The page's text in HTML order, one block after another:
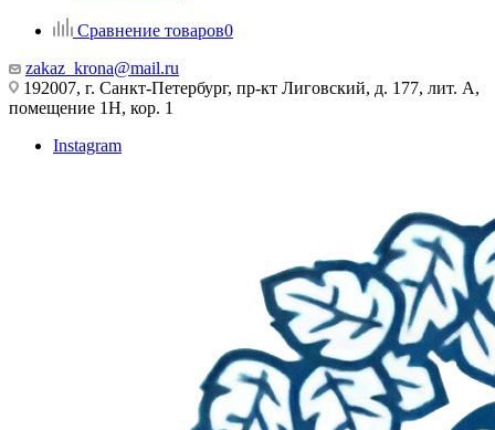
Сравнение товаров0
zakaz_krona@mail.ru
192007, г. Санкт-Петербург, пр-кт Лиговский, д. 177, лит. А,
помещение 1Н, кор. 1
Instagram